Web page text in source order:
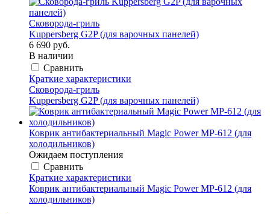
Сковорода-гриль
Kuppersberg G2P (для варочных панелей)
6 690 руб.
В наличии
Сравнить
Краткие характеристики
Сковорода-гриль
Kuppersberg G2P (для варочных панелей)
Коврик антибактериальный Magic Power MP-612 (для
холодильников)
Ожидаем поступления
Сравнить
Краткие характеристики
Коврик антибактериальный Magic Power MP-612 (для
холодильников)